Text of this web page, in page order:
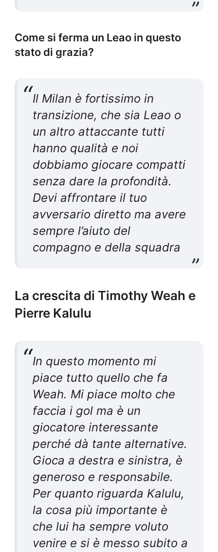
Come si ferma un Leao in questo
stato di grazia?
Il Milan è fortissimo in
transizione, che sia Leao o
un altro attaccante tutti
hanno qualità e noi
dobbiamo giocare compatti
senza dare la profondità.
Devi affrontare il tuo
avversario diretto ma avere
sempre l’aiuto del
compagno e della squadra
La crescita di Timothy Weah e
Pierre Kalulu
In questo momento mi
piace tutto quello che fa
Weah. Mi piace molto che
faccia i gol ma è un
giocatore interessante
perché dà tante alternative.
Gioca a destra e sinistra, è
generoso e responsabile.
Per quanto riguarda Kalulu,
la cosa più importante è
che lui ha sempre voluto
venire e si è messo subito a